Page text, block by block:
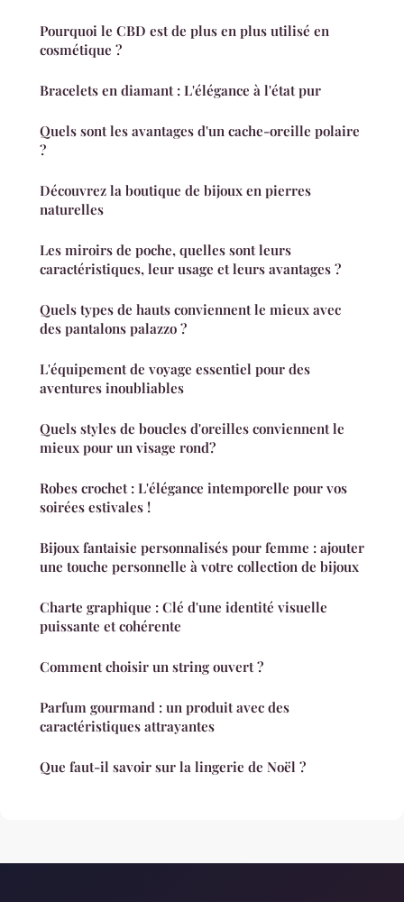
Pourquoi le CBD est de plus en plus utilisé en
cosmétique ?
Bracelets en diamant : L'élégance à l'état pur
Quels sont les avantages d'un cache-oreille polaire
?
Découvrez la boutique de bijoux en pierres
naturelles
Les miroirs de poche, quelles sont leurs
caractéristiques, leur usage et leurs avantages ?
Quels types de hauts conviennent le mieux avec
des pantalons palazzo ?
L'équipement de voyage essentiel pour des
aventures inoubliables
Quels styles de boucles d'oreilles conviennent le
mieux pour un visage rond?
Robes crochet : L'élégance intemporelle pour vos
soirées estivales !
Bijoux fantaisie personnalisés pour femme : ajouter
une touche personnelle à votre collection de bijoux
Charte graphique : Clé d'une identité visuelle
puissante et cohérente
Comment choisir un string ouvert ?
Parfum gourmand : un produit avec des
caractéristiques attrayantes
Que faut-il savoir sur la lingerie de Noël ?